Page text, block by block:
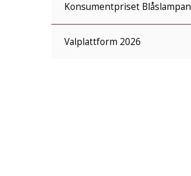
Konsumentpriset Blåslampan
Valplattform 2026